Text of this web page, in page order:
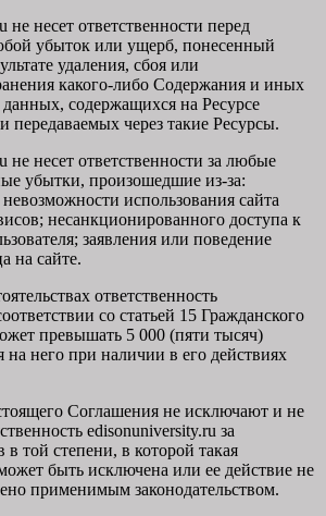
не несет ответственности перед
убыток или ущерб, понесенный
удаления, сбоя или
какого-либо Содержания и иных
содержащихся на Ресурсе
передаваемых через такие Ресурсы.
не несет ответственности за любые
убытки, произошедшие из-за:
использования сайта
несанкционированного доступа к
заявления или поведение
на сайте.
ответственность
со статьей 15 Гражданского
превышать 5 000 (пяти тысяч)
на него при наличии в его действиях
Соглашения не исключают и не
edisonuniversity.ru за
той степени, в которой такая
быть исключена или ее действие не
применимым законодательством.